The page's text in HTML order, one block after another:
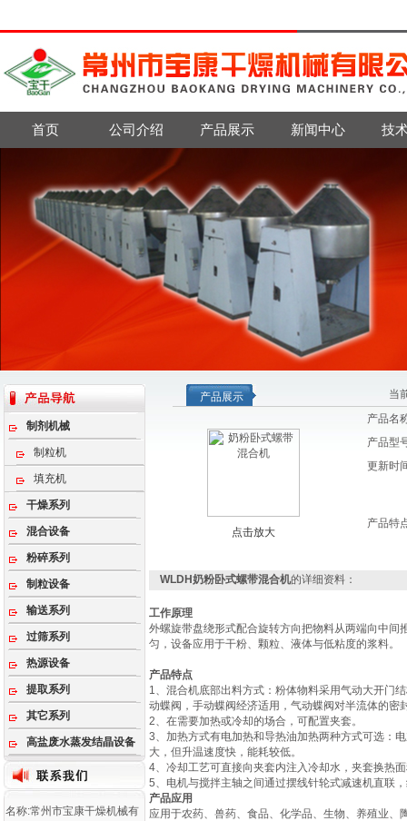
首页 公司介绍 产品展示 新闻中心 技
制剂机械
制粒机
填充机
干燥系列
混合设备
粉碎系列
制粒设备
输送系列
过筛系列
热源设备
提取系列
其它系列
高盐废水蒸发结晶设备
名称:常州市宝康干燥机械有
产品展示 当
点击放大
产品名
产品型
更新时
产品特
WLDH奶粉卧式螺带混合机的详细资料：
工作原理
外螺旋带盘绕形式配合旋转方向把物料从两端向中
匀，设备应用于干粉、颗粒、液体与低粘度的浆料。
产品特点
1、混合机底部出料方式：粉体物料采用气动大开门
动蝶阀，手动蝶阀经济适用，气动蝶阀对半流体的密
2、在需要加热或冷却的场合，可配置夹套。
3、加热方式有电加热和导热油加热两种方式可选：
大，但升温速度快，能耗较低。
4、冷却工艺可直接向夹套内注入冷却水，夹套换热
5、电机与搅拌主轴之间通过摆线针轮式减速机直联
产品应用
应用于农药、兽药、食品、化学品、生物、养殖业